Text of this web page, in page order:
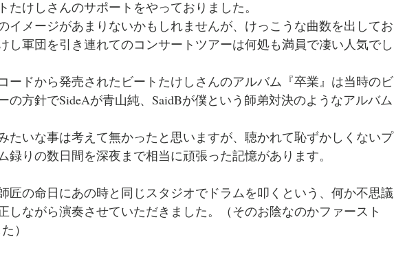
たけしさんのサポートをやっておりました。
イメージがあまりないかもしれませんが、けっこうな曲数を出してお
し軍団を引き連れてのコンサートツアーは何処も満員で凄い人気でし
ードから発売されたビートたけしさんのアルバム『卒業』は当時のビ
の方針でSideAが青山純、SaidBが僕という師弟対決のようなアルバム
たいな事は考えて無かったと思いますが、聴かれて恥ずかしくないプ
録りの数日間を深夜まで相当に頑張った記憶があります。
匠の命日にあの時と同じスタジオでドラムを叩くという、何か不思議
しながら演奏させていただきました。（そのお陰なのかファースト
）